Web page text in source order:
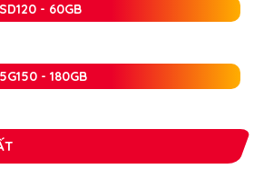
- 60GB
- 180GB